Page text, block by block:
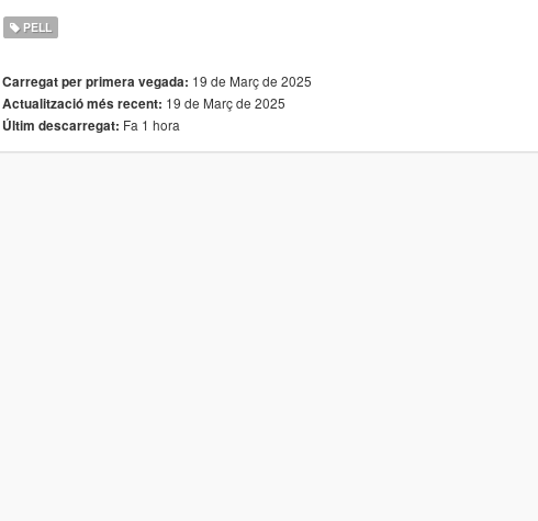
PELL
Carregat per primera vegada: 19 de Març de 2025
Actualització més recent: 19 de Març de 2025
Últim descarregat: Fa 1 hora